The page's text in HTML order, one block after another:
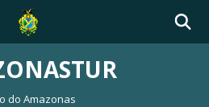
do Amazonas